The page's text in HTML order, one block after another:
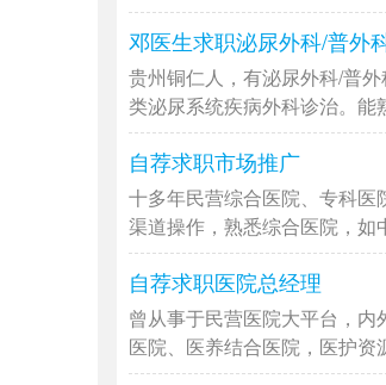
邓医生求职泌尿外科/普外
贵州铜仁人，有泌尿外科/普
类泌尿系统疾病外科诊治。
自荐求职市场推广
十多年民营综合医院、专科
渠道操作，熟悉综合医院，
自荐求职医院总经理
曾从事于民营医院大平台，
医院、医养结合医院，医护